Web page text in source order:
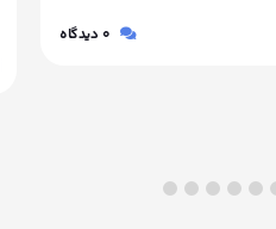
0 دیدگاه